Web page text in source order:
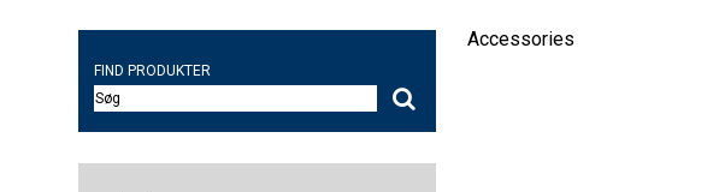
FIND PRODUKTER
Accessories